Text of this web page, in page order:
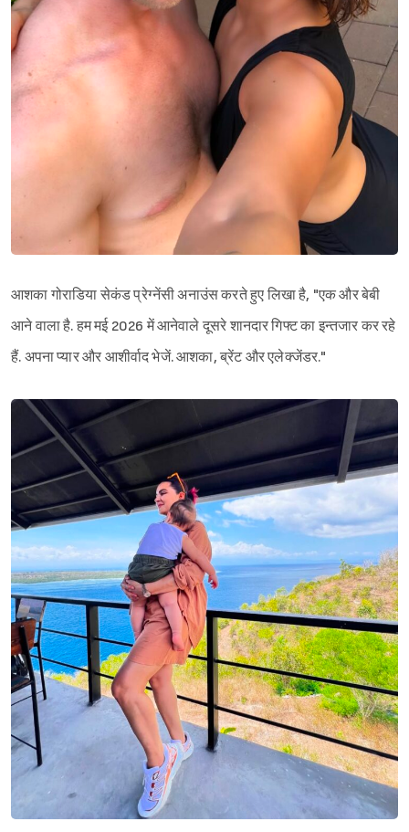
आशका गोराडिया सेकंड प्रेग्नेंसी अनाउंस करते हुए लिखा है, "एक और बेबी
आने वाला है. हम मई 2026 में आनेवाले दूसरे शानदार गिफ्ट का इन्तजार कर रहे
हैं. अपना प्यार और आशीर्वाद भेजें. आशका, ब्रेंट और एलेक्जेंडर."